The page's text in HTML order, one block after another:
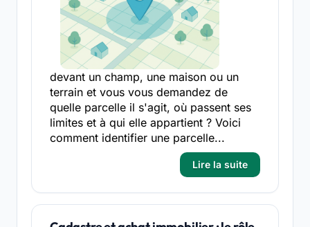
devant un champ, une maison ou un
terrain et vous vous demandez de
quelle parcelle il s'agit, où passent ses
limites et à qui elle appartient ? Voici
comment identifier une parcelle...
Lire la suite